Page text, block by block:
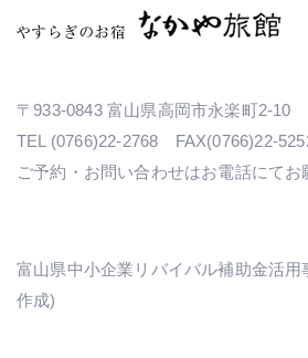
〒933-0843 富山県高岡市永楽町2-10
TEL (0766)22-2768 FAX(0766)22-
ご予約・お問い合わせはお電話にてお
富山県中小企業リバイバル補助金活用
作成)